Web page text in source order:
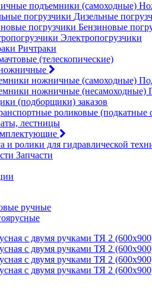
Дизельные
Бензиновые
Электропогрузчики
Ричтраки
(телескопические)
(подборщики) заказов
роликовые (подкатные
лестницы
Запчасти
ручные